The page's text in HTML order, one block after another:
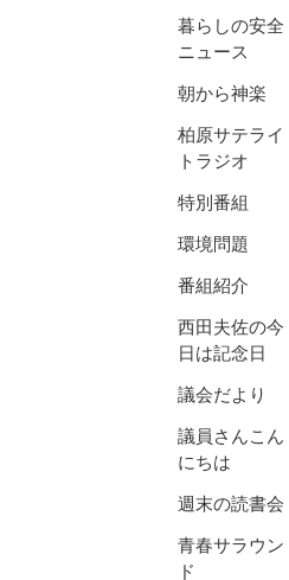
暮らしの安全
ニュース
朝から神楽
柏原サテライ
トラジオ
特別番組
環境問題
番組紹介
西田夫佐の今
日は記念日
議会だより
議員さんこん
にちは
週末の読書会
青春サラウン
ド